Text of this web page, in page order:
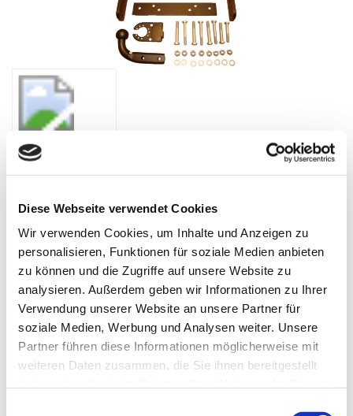
Diese Webseite verwendet Cookies
Wir verwenden Cookies, um Inhalte und Anzeigen zu
personalisieren, Funktionen für soziale Medien anbieten
zu können und die Zugriffe auf unsere Website zu
analysieren. Außerdem geben wir Informationen zu Ihrer
Verwendung unserer Website an unsere Partner für
soziale Medien, Werbung und Analysen weiter. Unsere
Partner führen diese Informationen möglicherweise mit
weiteren Daten zusammen, die Sie ihnen bereitgestellt
(feststehende AHK inkl. Gutachten)
Anhängelast Erhöhung für Nissan Pathfinder Bj. 2004-2013. Im
Lieferumfang befindet sich eine ...
1.097,78 €
DETAILS